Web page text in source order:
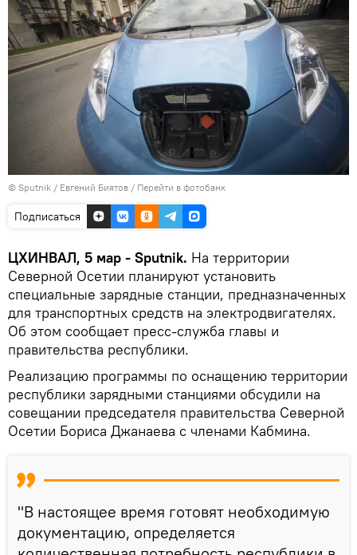
© Sputnik / Евгений Биятов / Перейти в фотобанк
Подписаться
ЦХИНВАЛ, 5 мар - Sputnik. На территории
Северной Осетии планируют установить
специальные зарядные станции, предназначенных
для транспортных средств на электродвигателях.
Об этом сообщает пресс-служба главы и
правительства республики.
Реализацию программы по оснащению территории
республики зарядными станциями обсудили на
совещании председателя правительства Северной
Осетии Бориса Джанаева с членами Кабмина.
"В настоящее время готовят необходимую
документацию, определяется